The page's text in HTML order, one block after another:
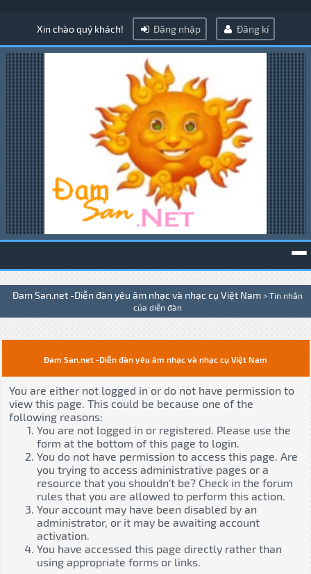
Xin chào quý khách! Đăng nhập Đăng kí
Đam San.net -Diễn đàn yêu âm nhạc và nhạc cụ Việt Nam > Tin nhắn
của diễn đàn
Đam San.net -Diễn đàn yêu âm nhạc và nhạc cụ Việt Nam
You are either not logged in or do not have permission to
view this page. This could be because one of the
following reasons:
You are not logged in or registered. Please use the
form at the bottom of this page to login.
You do not have permission to access this page. Are
you trying to access administrative pages or a
resource that you shouldn't be? Check in the forum
rules that you are allowed to perform this action.
Your account may have been disabled by an
administrator, or it may be awaiting account
activation.
You have accessed this page directly rather than
using appropriate forms or links.